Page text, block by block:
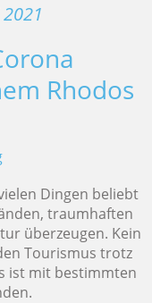
Rhodos
Dingen beliebt
traumhaften
überzeugen. Kein
Tourismus trotz
ist mit bestimmten